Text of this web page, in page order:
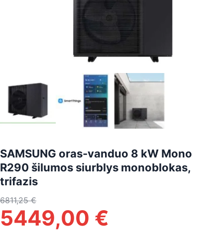
SAMSUNG oras-vanduo 8 kW Mono
R290 šilumos siurblys monoblokas,
trifazis
6811,25€
5449,00 €